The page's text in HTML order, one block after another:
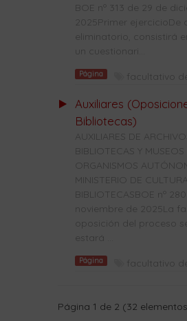
BOE nº 313 de 29 de
2025Primer ejercicioDe
eliminatorio, consistirá
un cuestionari...
Página facultativo
Auxiliares
Bibliotecas)
AUXILIARES DE ARCHIVOS,
BIBLIOTECAS Y MUSEOS
ORGANISMOS
MINISTERIO DE
BIBLIOTECASBOE nº
noviembre de 2025La
oposición del proceso
estará ...
Página facultativo
Página 1 de 2 (32